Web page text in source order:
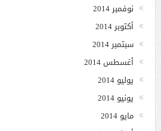
نوفمبر 2014
أكتوبر 2014
سبتمبر 2014
أغسطس 2014
يوليو 2014
يونيو 2014
مايو 2014